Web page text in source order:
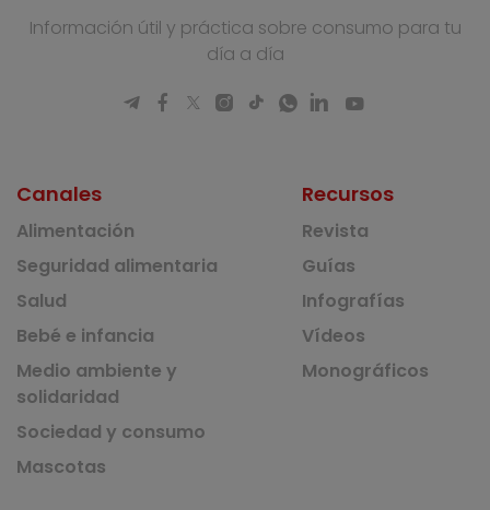
Información útil y práctica sobre consumo para tu
día a día
Canales
Alimentación
Seguridad alimentaria
Salud
Bebé e infancia
Medio ambiente y
solidaridad
Sociedad y consumo
Mascotas
Recursos
Revista
Guías
Infografías
Vídeos
Monográficos